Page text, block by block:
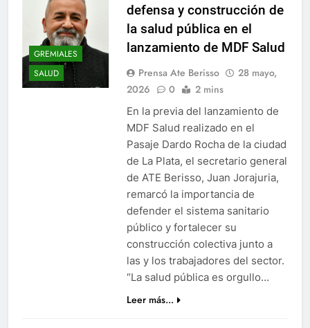
GREMIALES
SALUD
defensa y construcción de
la salud pública en el
lanzamiento de MDF Salud
Prensa Ate Berisso
28 mayo,
2026
0 2 mins
En la previa del lanzamiento de
MDF Salud realizado en el
Pasaje Dardo Rocha de la ciudad
de La Plata, el secretario general
de ATE Berisso, Juan Jorajuria,
remarcó la importancia de
defender el sistema sanitario
público y fortalecer su
construcción colectiva junto a
las y los trabajadores del sector.
“La salud pública es orgullo…
Leer más...